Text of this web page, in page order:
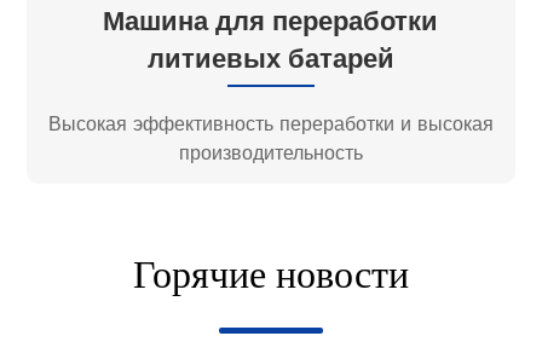
Машина для переработки
литиевых батарей
Высокая эффективность переработки и высокая
производительность
Горячие новости